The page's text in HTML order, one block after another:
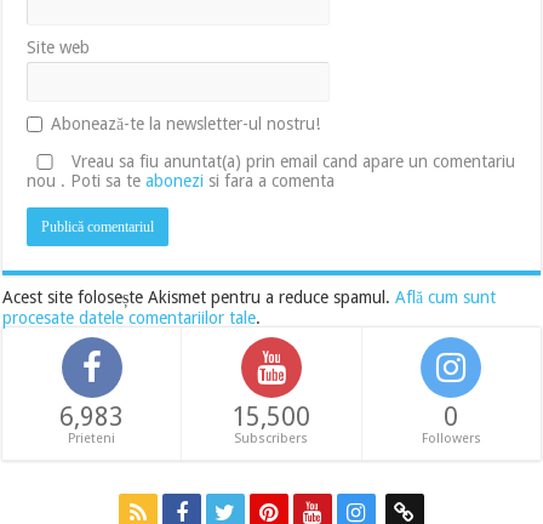
Site web
Abonează-te la newsletter-ul nostru!
Vreau sa fiu anuntat(a) prin email cand apare un comentariu
nou . Poti sa teabonezi si fara a comenta
Acest site folosește Akismet pentru a reduce spamul.Află cum sunt
procesate datele comentariilor tale.
6,983
Prieteni
15,500
Subscribers
0
Followers